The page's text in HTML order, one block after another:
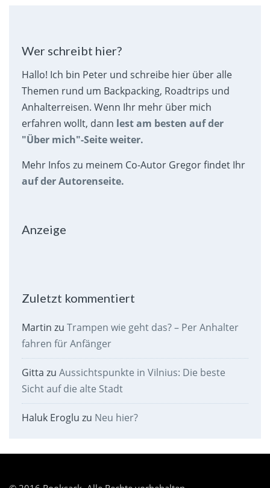
Wer schreibt hier?
Hallo! Ich bin Peter und schreibe hier über alle
Themen rund um Backpacking, Roadtrips und
Anhalterreisen. Wenn Ihr mehr über mich
erfahren wollt, dann lest am besten auf der
"Über mich"-Seite weiter.
Mehr Infos zu meinem Co-Autor Gregor findet Ihr
auf der Autorenseite.
Anzeige
Zuletzt kommentiert
Martin zu Trampen wie geht das? – Per Anhalter
fahren für Anfänger
Gitta zu Aussichtspunkte in Vilnius: Die beste
Sicht auf die alte Stadt
Haluk Eroglu zu Neu hier?